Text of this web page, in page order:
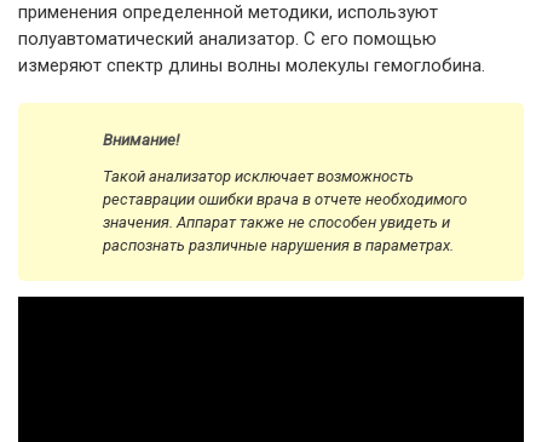
применения определенной методики, используют
полуавтоматический анализатор. С его помощью
измеряют спектр длины волны молекулы гемоглобина.
Внимание!
Такой анализатор исключает возможность
реставрации ошибки врача в отчете необходимого
значения. Аппарат также не способен увидеть и
распознать различные нарушения в параметрах.